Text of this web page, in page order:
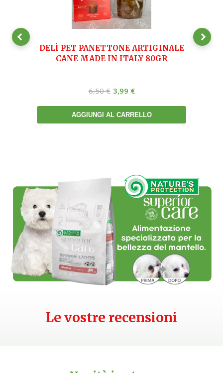
DELÌ PET PANETTONE ARTIGINALE
CANE MADE IN ITALY 80GR
6,50€ 3,99 €
AGGIUNGI AL CARRELLO
Le vostre recensioni